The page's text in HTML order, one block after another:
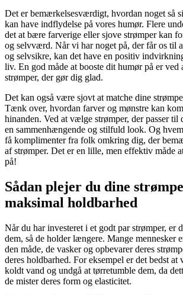
Det er bemærkelsesværdigt, hvordan noget så
kan have indflydelse på vores humør. Flere
det at bære farverige eller sjove strømper kan
og selvværd. Når vi har noget på, der får os til
og selvsikre, kan det have en positiv
liv. En god måde at booste dit humør på er ved
strømper, der gør dig glad.
Det kan også være sjovt at matche dine
Tænk over, hvordan farver og mønstre kan
hinanden. Ved at vælge strømper, der passer til
en sammenhængende og stilfuld look. Og
få komplimenter fra folk omkring dig, der
af strømper. Det er en lille, men effektiv måde
på!
Sådan plejer du dine
maksimal holdbarhed
Når du har investeret i et godt par strømper, er
dem, så de holder længere. Mange mennesker
den måde, de vasker og opbevarer deres
deres holdbarhed. For eksempel er det bedst at
koldt vand og undgå at tørretumble dem, da
de mister deres form og elasticitet.